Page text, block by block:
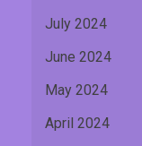
July 2024
June 2024
May 2024
April 2024